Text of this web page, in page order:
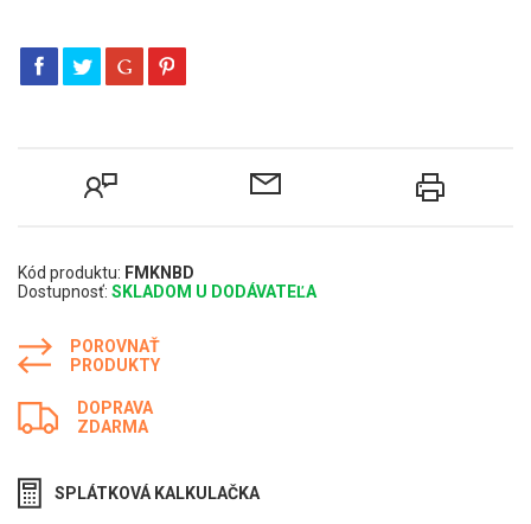
Kód produktu: FMKNBD
Dostupnosť: SKLADOM U DODÁVATEĽA
POROVNAŤ
PRODUKTY
DOPRAVA
ZDARMA
SPLÁTKOVÁ KALKULAČKA